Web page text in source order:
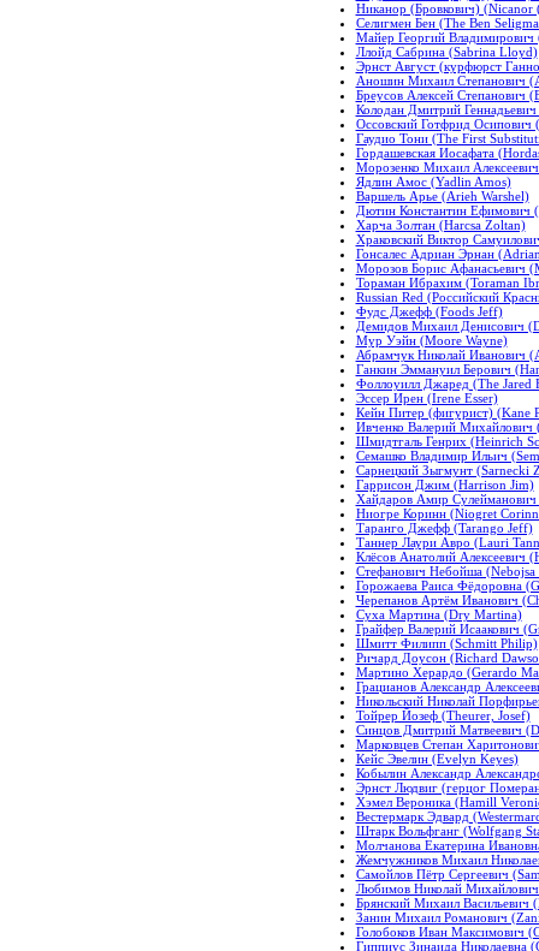
Никанор (Бровкович)
Селигмен Бен (The Ben
Майер Георгий
Ллойд Сабрина (Sabrina Lloyd)
Эрнст Август (курфюрст
Аношин Михаил Степанович
Бреусов Алексей Степанович
Колодан Дмитрий
Оссовский Готфрид Осипович
Гаудио Тони (The First
Гордашевская Иосафата
Морозенко Михаил
Ядлин Амос (Yadlin Amos)
Варшель Арье (Arieh Warshel)
Дютин Константин Ефимович
Харча Золтан (Harcsa Zoltan)
Храковский Виктор
Гонсалес Адриан Эрнан
Морозов Борис Афанасьевич
Тораман Ибрахим (Toraman
Russian Red (Российский
Фудс Джефф (Foods Jeff)
Демидов Михаил Денисович
Мур Уэйн (Moore Wayne)
Абрамчук Николай Иванович
Ганкин Эммануил Берович
Фоллоуилл Джаред (The Jared
Эссер Ирен (Irene Esser)
Кейн Питер (фигурист) (Kane
Ивченко Валерий Михайлович
Шмидтгаль Генрих (Heinrich
Семашко Владимир Ильич
Сарнецкий Зыгмунт (Sarnecki
Гаррисон Джим (Harrison Jim)
Хайдаров Амир
Ниогре Коринн (Niogret
Таранго Джефф (Tarango Jeff)
Таннер Лаури Авро (Lauri
Клёсов Анатолий Алексеевич
Стефанович Небойша (Nebojsa
Горожаева Раиса Фёдоровна
Черепанов Артём Иванович
Суха Мартина (Dry Martina)
Грайфер Валерий Исаакович
Шмитт Филипп (Schmitt Philip)
Ричард Доусон (Richard
Мартино Херардо (Gerardo
Грацианов Александр
Никольский Николай
Тойрер Йозеф (Theurer, Josef)
Синцов Дмитрий Матвеевич
Марковцев Степан
Кейс Эвелин (Evelyn Keyes)
Кобылин Александр
Эрнст Людвиг (герцог
Хэмел Вероника (Hamill
Вестермарк Эдвард
Штарк Вольфганг (Wolfgang
Молчанова Екатерина
Жемчужников Михаил
Самойлов Пётр Сергеевич
Любимов Николай
Брянский Михаил
Занин Михаил Романович
Голобоков Иван Максимович
Гиппиус Зинаида Николаевна